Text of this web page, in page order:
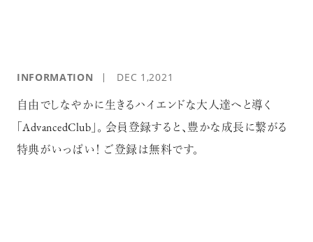
INFORMATION DEC 1,2021
自由でしなやかに生きるハイエンドな大人達へと導く
「AdvancedClub」。 会員登録すると、豊かな成長に繋がる
特典がいっぱい！ ご登録は無料です。